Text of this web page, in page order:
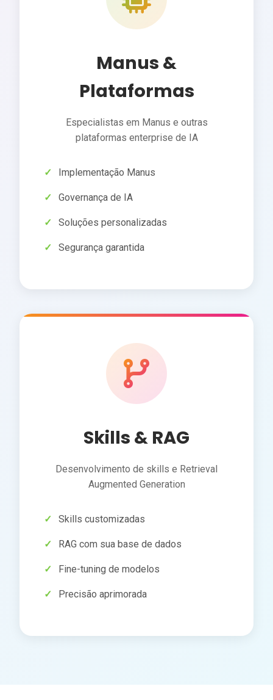
Manus &
Plataformas
Especialistas em Manus e outras
plataformas enterprise de IA
Implementação Manus
Governança de IA
Soluções personalizadas
Segurança garantida
Skills & RAG
Desenvolvimento de skills e Retrieval
Augmented Generation
Skills customizadas
RAG com sua base de dados
Fine-tuning de modelos
Precisão aprimorada